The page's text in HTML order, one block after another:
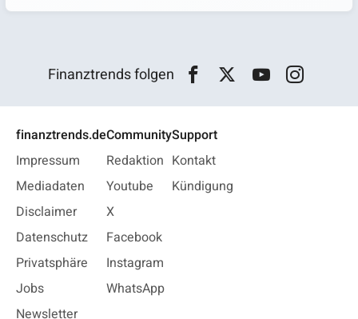
Finanztrends folgen
finanztrends.de
Impressum
Mediadaten
Disclaimer
Datenschutz
Privatsphäre
Jobs
Newsletter
Community
Redaktion
Youtube
X
Facebook
Instagram
WhatsApp
Support
Kontakt
Kündigung